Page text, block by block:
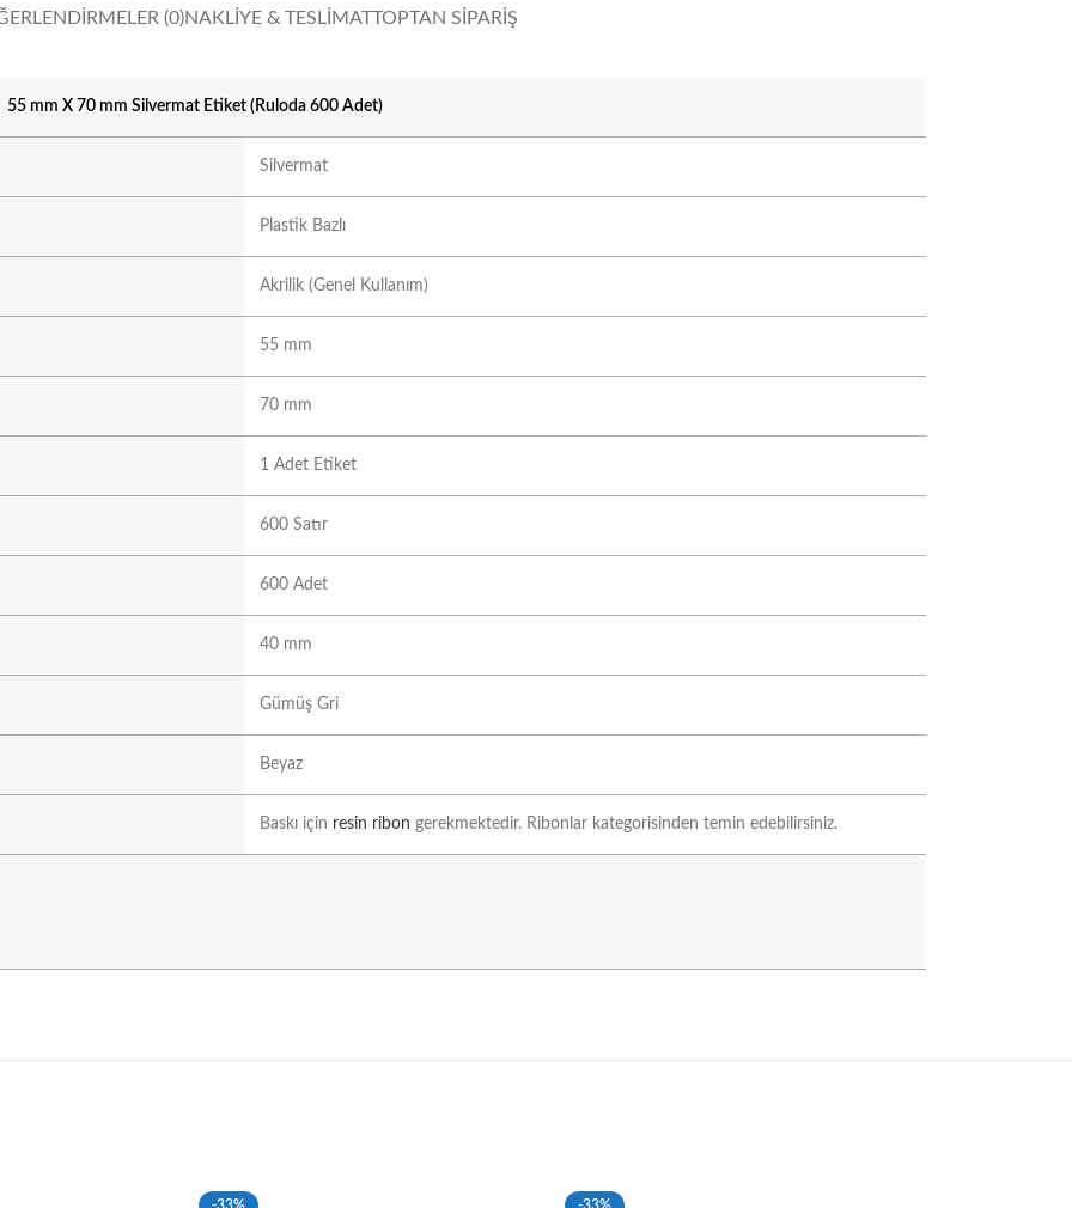
(0)NAKLIYE & TESLIMATTOPTAN SIPARIŞ
55 mm X 70 mm Silvermat Etiket (Ruloda 600 Adet)
Silvermat
Plastik Bazlı
Akrilik (Genel Kullanım)
55 mm
70 mm
1 Adet Etiket
600 Satır
600 Adet
40 mm
Gümüş Gri
Beyaz
Baskı için resin ribon gerekmektedir. Ribonlar kategorisinden temin edebilirsiniz.